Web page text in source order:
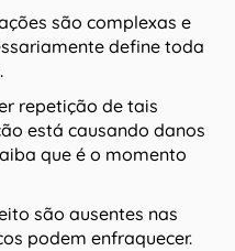
são complexas e
define toda
repetição de tais
está causando danos
que é o momento
são ausentes nas
podem enfraquecer.